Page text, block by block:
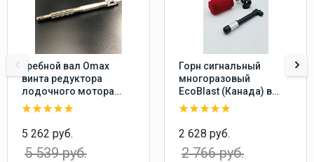
Гребной вал Omax
винта редуктора
лодочного мотора
Yamaha 20-30, F20-25
5 262 руб.
5 539 руб.
Горн сигнальный
многоразовый
EcoBlast (Канада) в
комплекте с насосом,
перезаряжаемый
воздушный звуковой
сигнал
пневматический
2 628 руб.
2 766 руб.